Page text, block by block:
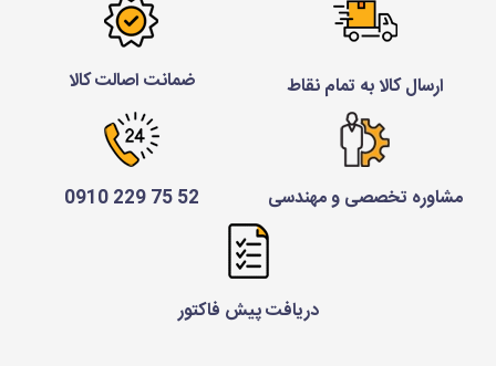
ارسال کالا به تمام نقاط ضمانت اصالت کالا
مشاوره تخصصی و مهندسی 52 75 229 0910
دریافت پیش فاکتور